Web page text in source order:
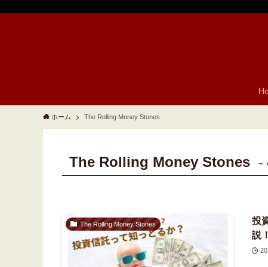
ホーム The Rolling Money Stones
The Rolling Money Stones –
The Rolling Money Stones
投
説！